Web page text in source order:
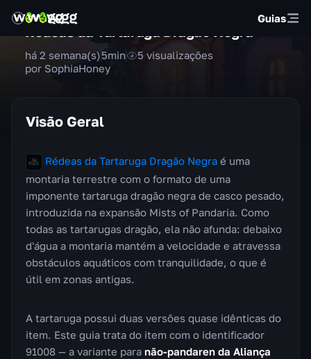
Guias
por SophiaHoney
há 2 semana(s)5min 5 visualizações
Visão Geral
Rédeas da Tartaruga Dragão Negra é uma
montaria terrestre com o formato de uma
imponente tartaruga dragão negra de casco pesado,
introduzida na expansão Mists of Pandaria. Como
todas as tartarugas dragão, ela não afunda: debaixo
d'água a montaria mantém a velocidade e atravessa
obstáculos aquáticos com tranquilidade, o que é
útil em zonas antigas.
A tartaruga possui duas versões quase idênticas do
item. Este guia trata do item com o identificador
91008 — a variante para não-pandaren da Aliança